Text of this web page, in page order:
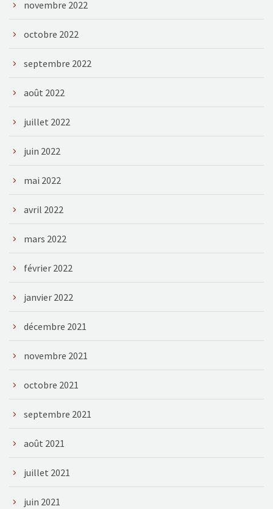
novembre 2022
octobre 2022
septembre 2022
août 2022
juillet 2022
juin 2022
mai 2022
avril 2022
mars 2022
février 2022
janvier 2022
décembre 2021
novembre 2021
octobre 2021
septembre 2021
août 2021
juillet 2021
juin 2021